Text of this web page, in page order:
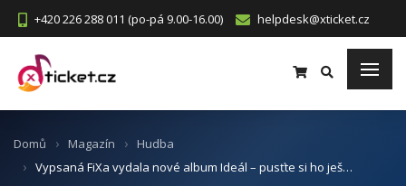
+420 226 288 011 (po-pá 9.00-16.00) helpdesk@xticket.cz
Domů Magazín
Hudba
Vypsaná FiXa vydala nové album Ideál – pusťte si ho ješ…